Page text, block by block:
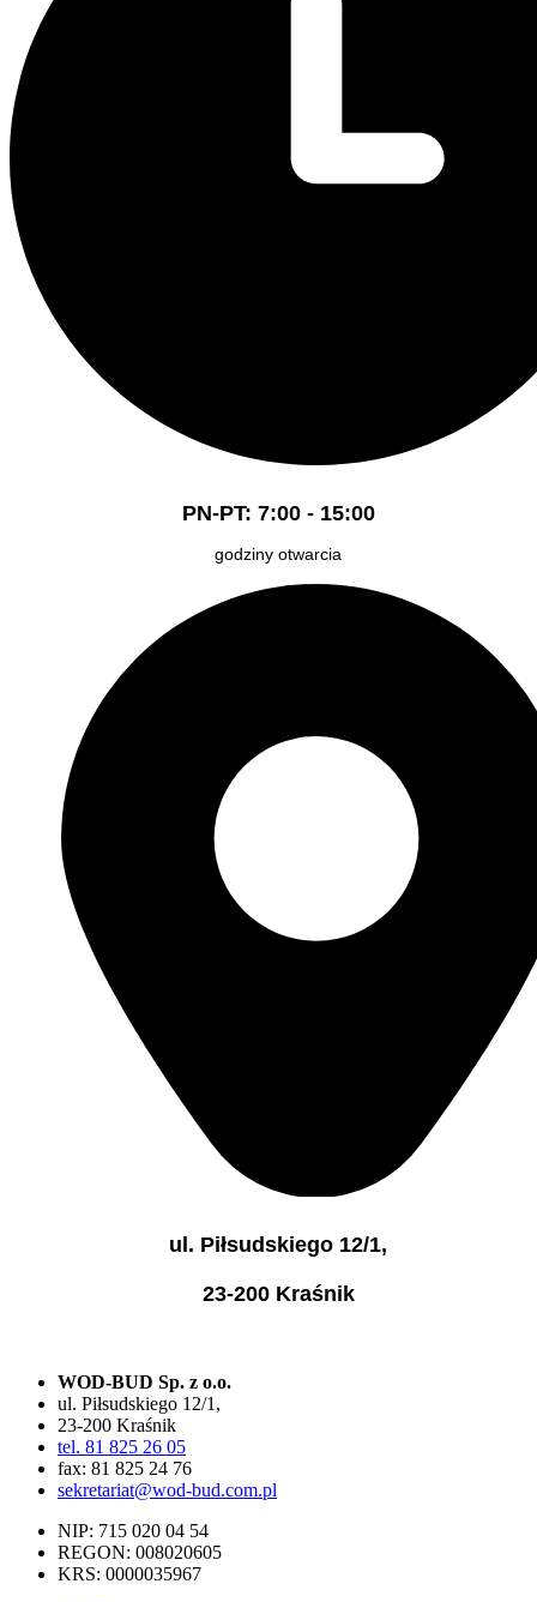
PN-PT: 7:00 - 15:00
godziny otwarcia
ul. Piłsudskiego 12/1,
23-200 Kraśnik
WOD-BUD Sp. z o.o.
ul. Piłsudskiego 12/1,
23-200 Kraśnik
tel. 81 825 26 05
fax: 81 825 24 76
sekretariat@wod-bud.com.pl
NIP: 715 020 04 54
REGON: 008020605
KRS: 0000035967